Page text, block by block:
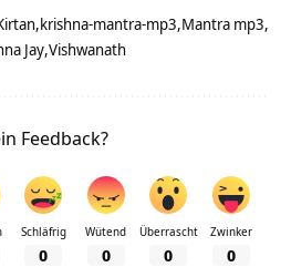
krishna-mantra-mp3 Mantra mp3
Jay Vishwanath
Feedback?
Schläfrig
0
Wütend
0
Überrascht
0
Zwinker
0